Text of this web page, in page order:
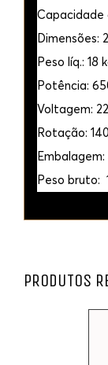
Capacidade
Dimensões:
Peso líq.: 18
Potência:
Voltagem:
Rotação:
Embalagem:
Peso bruto:
PRODUTOS